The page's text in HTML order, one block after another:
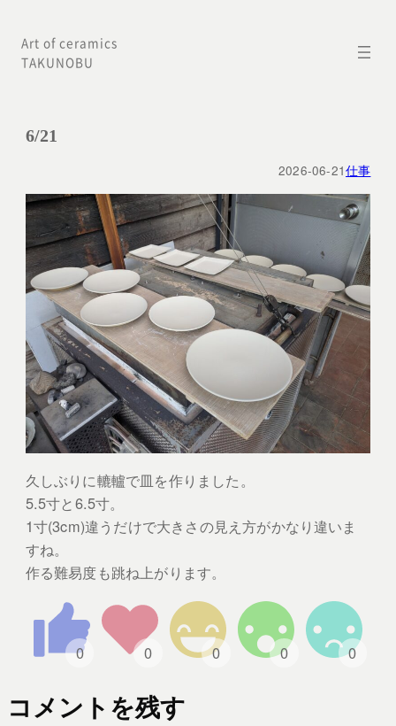
容
を
Art of ceramics
TAKUNOBU
6/21
2026-06-21仕事
久しぶりに轆轤で皿を作りました。
5.5寸と6.5寸。
1寸(3cm)違うだけで大きさの見え方がかなり違いま
すね。
作る難易度も跳ね上がります。
コメントを残す